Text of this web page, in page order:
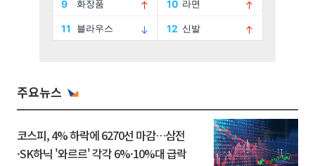
주요뉴스
코스피, 4% 하락에 6270선 마감…삼전
·SK하닉 '와르르' 각각 6%·10%대 급락